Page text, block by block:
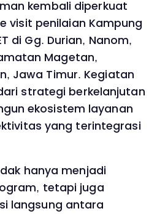
kembali diperkuat
visit penilaian Kampung
di Gg. Durian, Nanom,
Magetan,
Jawa Timur. Kegiatan
strategi berkelanjutan
ekosistem layanan
yang terintegrasi
hanya menjadi
tetapi juga
langsung antara